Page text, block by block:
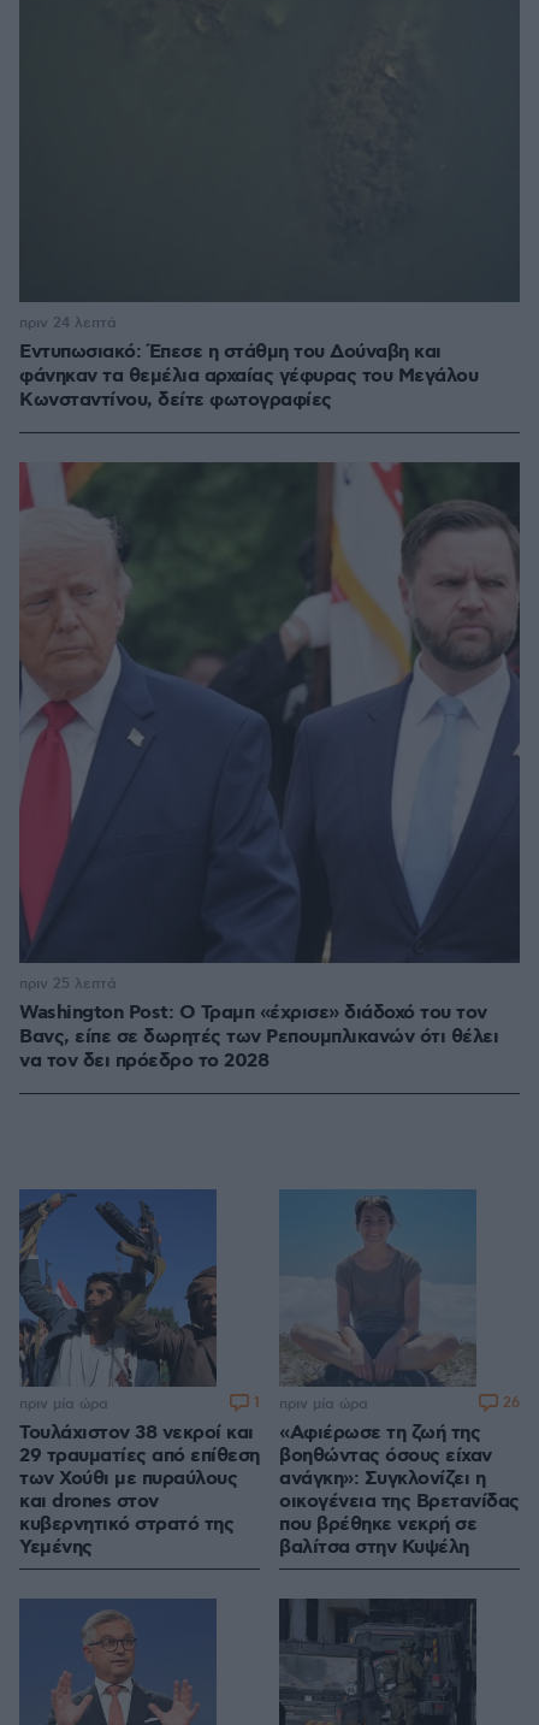
Εντυπωσιακό: Έπεσε η στάθμη του Δούναβη και
φάνηκαν τα θεμέλια αρχαίας γέφυρας του Μεγάλου
Κωνσταντίνου, δείτε φωτογραφίες
πριν 24 λεπτά
Washington Post: Ο Τραμπ «έχρισε» διάδοχό του τον
Βανς, είπε σε δωρητές των Ρεπουμπλικανών ότι θέλει
να τον δει πρόεδρο το 2028
πριν 25 λεπτά
Τουλάχιστον 38 νεκροί και
29 τραυματίες από επίθεση
των Χούθι με πυραύλους
και drones στον
κυβερνητικό στρατό της
Υεμένης
πριν μία ώρα 1
«Αφιέρωσε τη ζωή της
βοηθώντας όσους είχαν
ανάγκη»: Συγκλονίζει η
οικογένεια της Βρετανίδας
που βρέθηκε νεκρή σε
βαλίτσα στην Κυψέλη
πριν μία ώρα 26